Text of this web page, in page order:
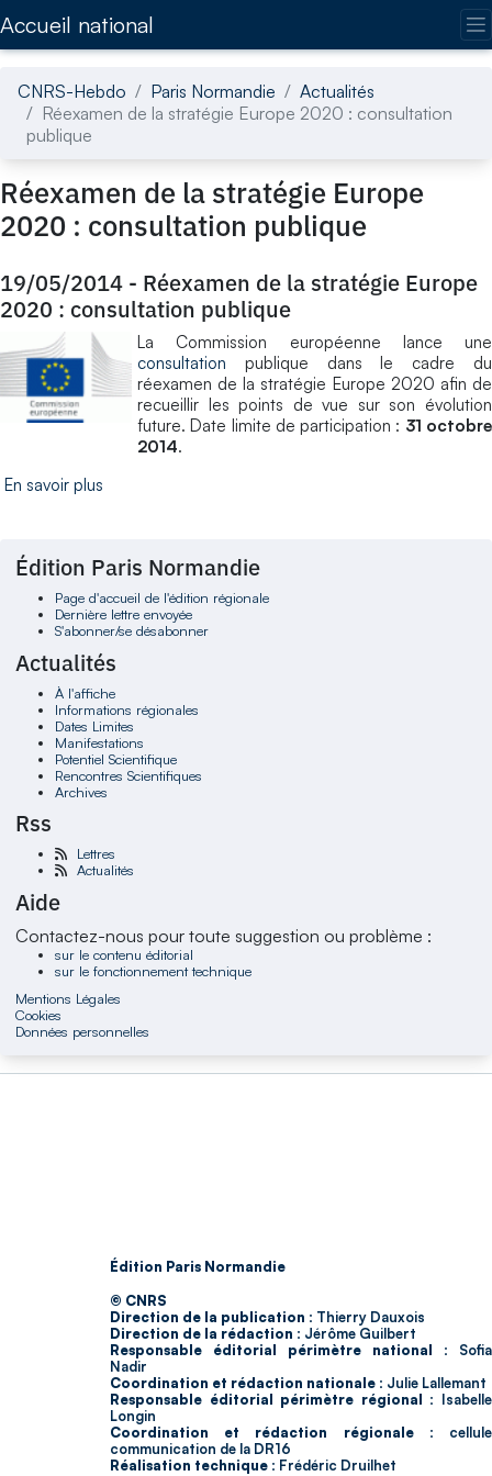
Accueil national
CNRS-Hebdo Paris Normandie
Actualités
Réexamen de la stratégie Europe 2020 : consultation
publique
Réexamen de la stratégie Europe
2020 : consultation publique
19/05/2014 - Réexamen de la stratégie Europe
2020 : consultation publique
La Commission européenne lance une
consultation publique dans le cadre du
réexamen de la stratégie Europe 2020 afin de
recueillir les points de vue sur son évolution
future. Date limite de participation : 31 octobre
2014.
En savoir plus
Édition Paris Normandie
Page d'accueil de l'édition régionale
Dernière lettre envoyée
S'abonner/se désabonner
Actualités
À l'affiche
Informations régionales
Dates Limites
Manifestations
Potentiel Scientifique
Rencontres Scientifiques
Archives
Rss
Lettres
Actualités
Aide
Contactez-nous pour toute suggestion ou problème :
sur le contenu éditorial
sur le fonctionnement technique
Mentions Légales
Cookies
Données personnelles
Édition Paris Normandie
© CNRS
Direction de la publication : Thierry Dauxois
Direction de la rédaction : Jérôme Guilbert
Responsable éditorial périmètre national : Sofia
Nadir
Coordination et rédaction nationale : Julie Lallemant
Responsable éditorial périmètre régional : Isabelle
Longin
Coordination et rédaction régionale : cellule
communication de la DR16
Réalisation technique : Frédéric Druilhet